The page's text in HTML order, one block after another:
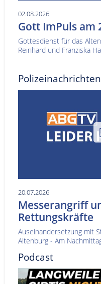
02.08.2026
Gott ImPuls am
Gottesdienst für das
Reinhard und Franziska
Polizeinachrichten
20.07.2026
Messerangriff
Rettungskräfte
Auseinandersetzung mit
Altenburg - Am
Podcast